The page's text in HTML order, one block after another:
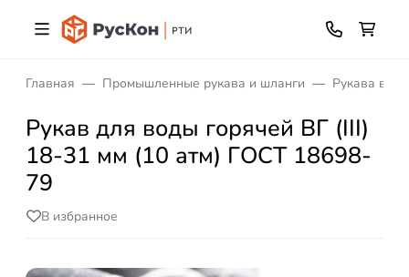
Главная Промышленные рукава и шланги Рукава
Рукав для воды горячей ВГ (III)
18-31 мм (10 атм) ГОСТ 18698-
79
В избранное